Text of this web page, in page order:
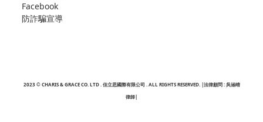
Facebook
防詐騙宣導
2023 © CHARIS & GRACE CO. LTD . 佳立思國際有限公司 . ALL RIGHTS RESERVED. |法律顧問 : 吳涵晴
律師|